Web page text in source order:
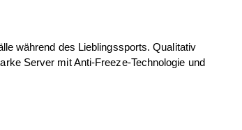
während des Lieblingssports. Qualitativ
Server mit Anti-Freeze-Technologie und